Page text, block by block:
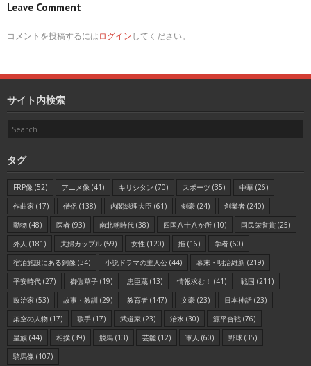
Leave Comment
コメントを投稿するにはログインしてください。
サイト内検索
タグ
FRP像 (52) アニメ像 (41) キリシタン (70) スポーツ (35) 中華 (26)
作曲家 (17) 僧侶 (138) 内閣総理大臣 (61) 剣豪 (24) 創業者 (240)
動物 (48) 医者 (93) 南北朝時代 (38) 四国八十八か所 (10) 国民栄誉賞 (25)
外人 (181) 夫婦カップル (59) 女性 (120) 姫 (16) 学者 (60)
宿泊施設にある銅像 (34) 小説ドラマの主人公 (44) 幕末・明治維新 (219)
平安時代 (27) 御伽草子 (19) 忠臣蔵 (13) 情報求む！ (41) 戦国 (211)
政治家 (53) 故事・教訓 (29) 教育者 (147) 文豪 (23) 日本神話 (23)
架空の人物 (17) 歌手 (17) 武道家 (23) 治水 (30) 源平合戦 (76)
皇族 (44) 相撲 (39) 競馬 (13) 芸能 (12) 軍人 (60) 野球 (35)
騎馬像 (107)